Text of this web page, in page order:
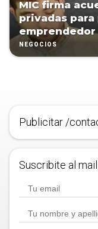
MIC firma
privadas
emprendedor
NEGOCIOS
Publicitar /
Suscribite al